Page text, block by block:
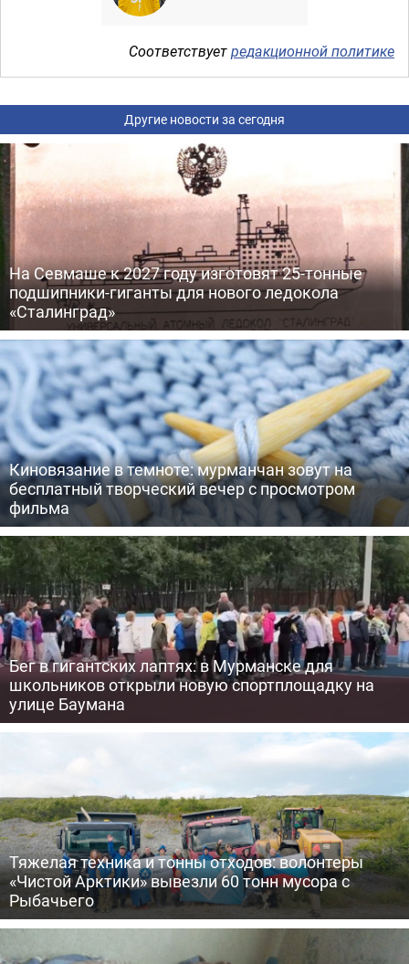
Соответствуетредакционной политике
Другие новости за сегодня
На Севмаше к 2027 году изготовят 25-тонные
подшипники-гиганты для нового ледокола
«Сталинград»
Киновязание в темноте: мурманчан зовут на
бесплатный творческий вечер с просмотром
фильма
Бег в гигантских лаптях: в Мурманске для
школьников открыли новую спортплощадку на
улице Баумана
Тяжелая техника и тонны отходов: волонтеры
«Чистой Арктики» вывезли 60 тонн мусора с
Рыбачьего